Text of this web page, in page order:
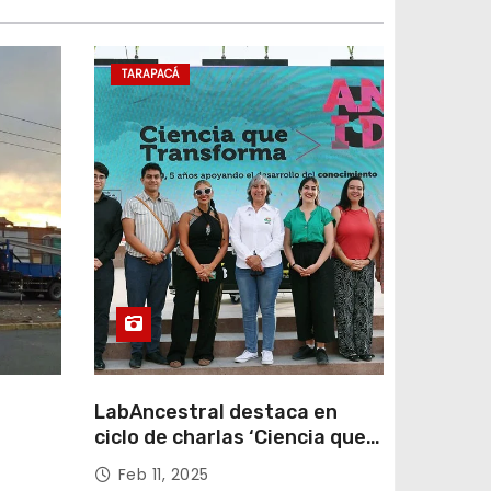
TARAPACÁ
LabAncestral destaca en
ciclo de charlas ‘Ciencia que
Transforma’ de ANID
Feb 11, 2025